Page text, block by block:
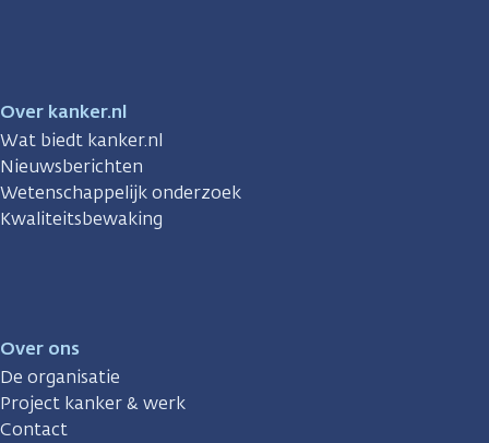
Over kanker.nl
Wat biedt kanker.nl
Nieuwsberichten
Wetenschappelijk onderzoek
Kwaliteitsbewaking
Over ons
De organisatie
Project kanker & werk
Contact